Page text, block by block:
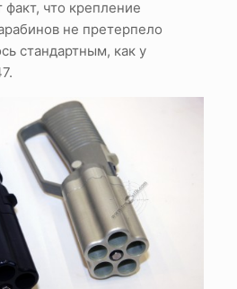
факт, что крепление
не претерпело
стандартным, как у